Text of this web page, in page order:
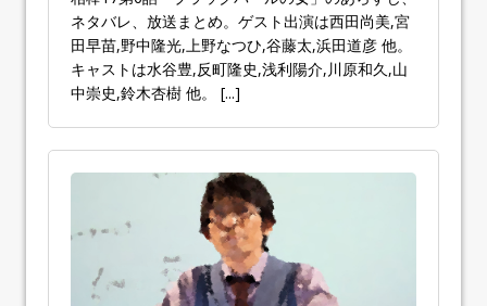
ネタバレ、放送まとめ。ゲスト出演は西田尚美,宮
田早苗,野中隆光,上野なつひ,谷藤太,浜田道彦 他。
キャストは水谷豊,反町隆史,浅利陽介,川原和久,山
中崇史,鈴木杏樹 他。 [...]